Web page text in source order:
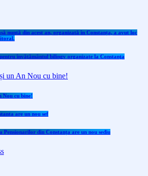
nuntă din acest an, organizată în Constanța, a avut loc
învăţământul bilingv organizate la Constanţa
Nou cu bine!
are un nou sef
Pensionarilor din Constanța are un nou sediu